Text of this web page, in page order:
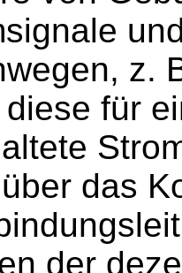
z.
für
das
der